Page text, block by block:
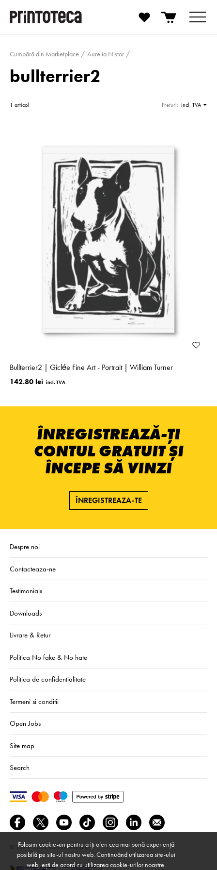
Cumpără din Marketplace Aurelia Nistor
bullterrier2
1 articol Preturi: incl. TVA
Bullterrier2 | Giclée Fine Art - Portrait | William Turner
142.80 lei
ÎNREGISTREAZĂ-ȚI
CONTUL GRATUIT ȘI
ÎNCEPE SĂ VINZI
ÎNREGISTREAZA-TE
Despre noi
Contacteaza-ne
Testimonials
Downloads
Livrare & Retur
Politica No fake & No hate
Politica de confidentialitate
Termeni si conditii
Open Jobs
Site map
Search
© 2024–2026 We Are Mono srl
Folosim cookie-uri pentru a îți oferi cea mai bună experiență
posibilă pe site-ul nostru web. Continuând utilizarea site-ului
web, ești de acord cu utilizarea cookie-urilor noastre.